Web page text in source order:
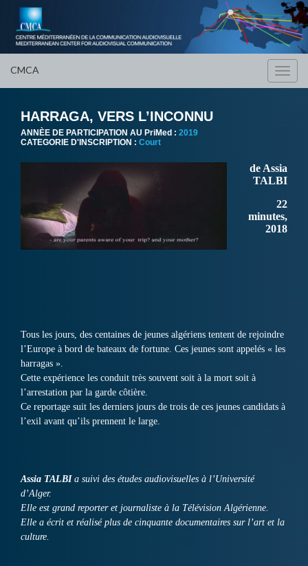
CMCA
HARRAGA, VERS L’INCONNU
ANNÈE DE PARTICIPATION AU PriMed : 2019
CATEGORIE D'INSCRIPTION : Court
de Assia
TALBI
22
minutes,
2018
Tous les jours, des centaines de jeunes algériens tentent de rejoindre
l’Europe à bord de bateaux de fortune. Ces jeunes sont appelés « les
harragas ».
Cette expérience les conduit très souvent soit à la mort soit à
l’arrestation par la garde côtière.
Ce reportage suit les derniers jours de trois de ces jeunes candidats à
l’exil avant qu’ils prennent le large.
Assia TALBIa suivi des études audiovisuelles à l’Université
d’Alger.
Elle est grand reporter et journaliste à la Télévision Algérienne.
Elle a écrit et réalisé plus de cinquante documentaires sur l’art et la
culture.